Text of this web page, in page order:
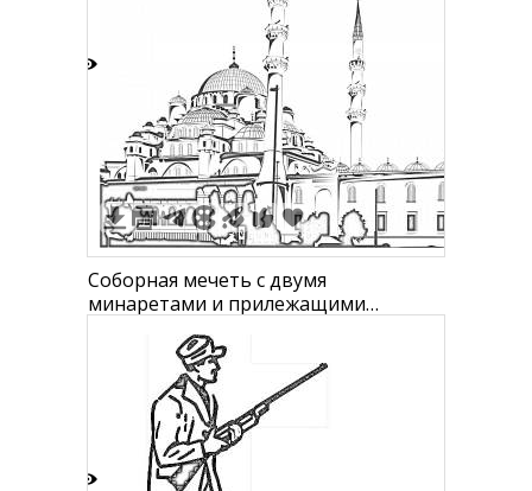
Соборная мечеть с двумя
минаретами и прилежащими